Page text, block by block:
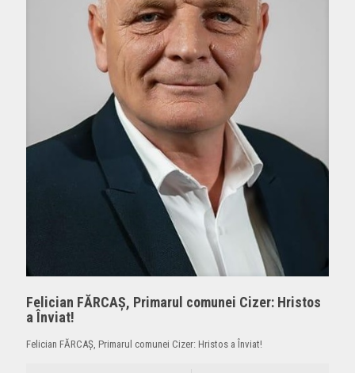
Felician FĂRCAȘ, Primarul comunei Cizer: Hristos
a Înviat!
Felician FĂRCAȘ, Primarul comunei Cizer: Hristos a Înviat!